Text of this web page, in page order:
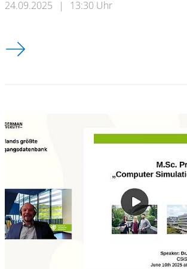
24.09.2025 | 13:30 Uhr
Wichtige Termine für CSiS Starter